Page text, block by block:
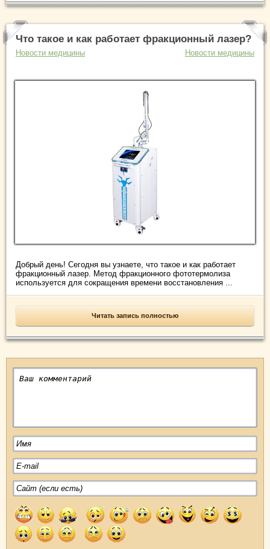
Что такое и как работает фракционный лазер?
Новости медицины Новости медицины
Добрый день! Сегодня вы узнаете, что такое и как работает
фракционный лазер. Метод фракционного фототермолиза
используется для сокращения времени восстановления ...
Читать запись полностью